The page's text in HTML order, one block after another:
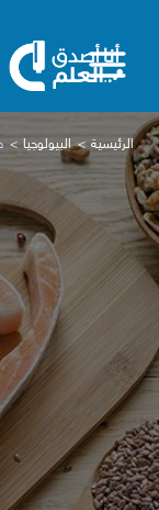
الرئيسية البيولوجيا